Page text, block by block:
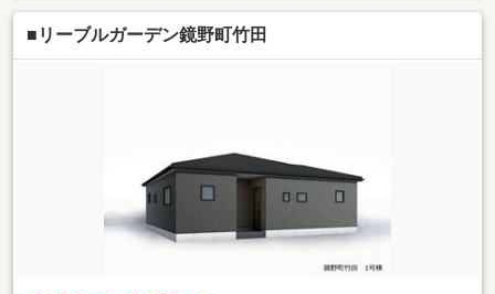
■リーブルガーデン鏡野町竹田